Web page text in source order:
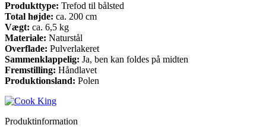
Produkttype: Trefod til bålsted
Total højde: ca. 200 cm
Vægt: ca. 6,5 kg
Materiale: Naturstål
Overflade: Pulverlakeret
Sammenklappelig: Ja, ben kan foldes på midten
Fremstilling: Håndlavet
Produktionsland: Polen
Produktinformation